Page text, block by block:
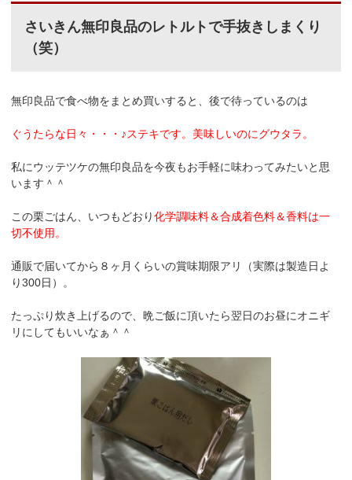
さいきん無印良品のレトルトで手抜きしまくり
（笑）
無印良品で食べ物をまとめ買いすると、後で待っているのは
ぐうたらな日々・・・♪ステキです。美味しいのにグウタラ。
私にウッテツケの無印良品を今夜もお手軽に味わってみたいと思
います＾＾
この栗ごはん、いつもどおり化学調味料＆合成着色料＆香料は一
切不使用。
通販で届いてから８ヶ月くらいの賞味期限アリ（実際は製造日よ
り300日）。
たっぷり炊き上げるので、晩ご飯に頂いたら翌日のお昼にオニギ
リにしてもいいなぁ＾＾